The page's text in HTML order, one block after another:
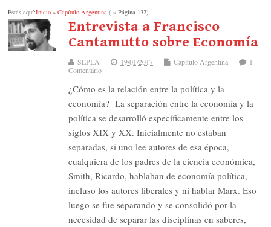
Estás aquí:Inicio »Capítulo Argentina ( » Página 132)
Entrevista a Francisco
Cantamutto sobre Economía
SEPLA 19/01/2017 Capítulo Argentina
1
Comentário
¿Cómo es la relación entre la política y la
economía? La separación entre la economía y la
política se desarrolló específicamente entre los
siglos XIX y XX. Inicialmente no estaban
separadas, si uno lee autores de esa época,
cualquiera de los padres de la ciencia económica,
Smith, Ricardo, hablaban de economía política,
incluso los autores liberales y ni hablar Marx. Eso
luego se fue separando y se consolidó por la
necesidad de separar las disciplinas en saberes,